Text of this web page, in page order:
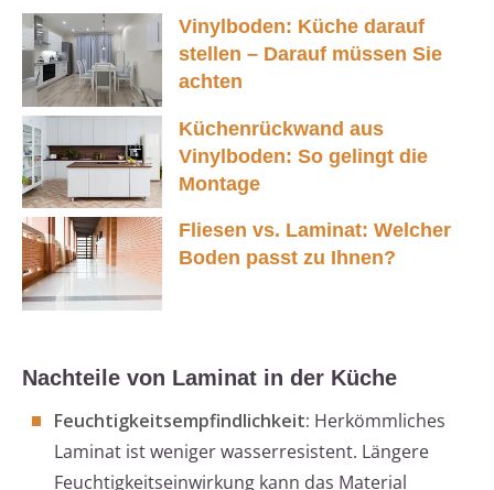
Vinylboden: Küche darauf
stellen – Darauf müssen Sie
achten
Küchenrückwand aus
Vinylboden: So gelingt die
Montage
Fliesen vs. Laminat: Welcher
Boden passt zu Ihnen?
Nachteile von Laminat in der Küche
Feuchtigkeitsempfindlichkeit: Herkömmliches
Laminat ist weniger wasserresistent. Längere
Feuchtigkeitseinwirkung kann das Material